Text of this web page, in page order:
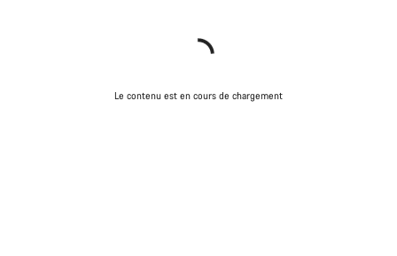
Le contenu est en cours de chargement